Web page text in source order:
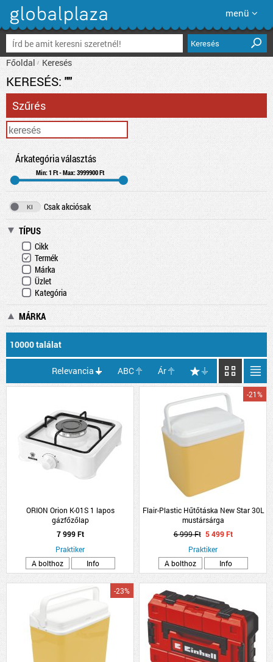
menü
Keresés
Főoldal Keresés
KERESÉS: ""
Szűrés
Árkategória választás
Min: 1 Ft - Max: 3999900 Ft
Csak akciósak
TÍPUS
Cikk
Termék
Márka
Üzlet
Kategória
MÁRKA
10000 találat
Relevancia ABC Ár
ORION Orion K-01S 1 lapos
gázfőzőlap
7 999 Ft
Praktiker
A bolthoz
Info
Flair-Plastic Hűtőtáska New Star 30L
mustársárga
-21%
6 999 Ft 5 499 Ft
Praktiker
A bolthoz
Info
-23%